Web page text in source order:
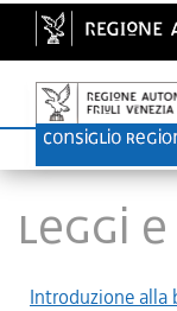
LEGGI
Introduzione alla